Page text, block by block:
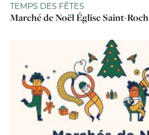
TEMPS DES FÊTES
Marché de Noël Église Saint-Roch